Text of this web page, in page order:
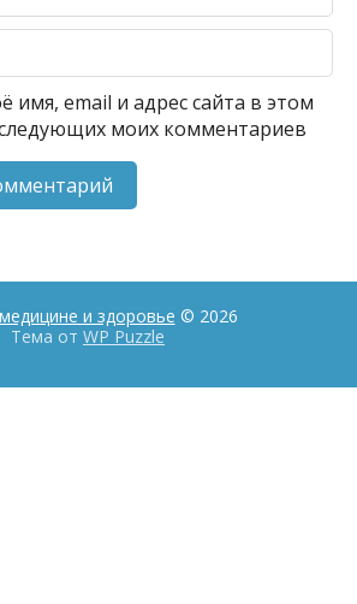
имя, email и адрес сайта в этом
моих комментариев
и здоровье © 2026
Тема от WP Puzzle